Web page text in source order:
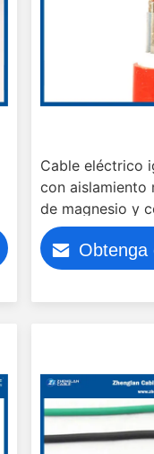
Cable eléctrico
con aislamiento
de magnesio y
Obtenga